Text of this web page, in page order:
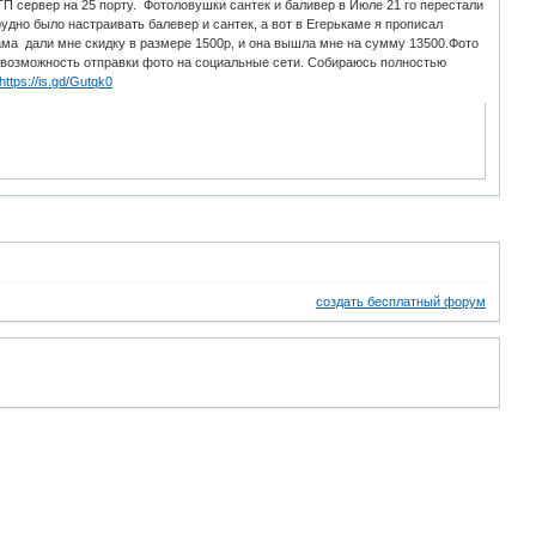
на 25 порту. Фотоловушки сантек и баливер в Июле 21 го перестали
было настраивать балевер и сантек, а вот в Егерькаме я прописал
дали мне скидку в размере 1500р, и она вышла мне на сумму 13500.Фото
отправки фото на социальные сети. Собираюсь полностью
https://is.gd/Gutqk0
создать бесплатный форум